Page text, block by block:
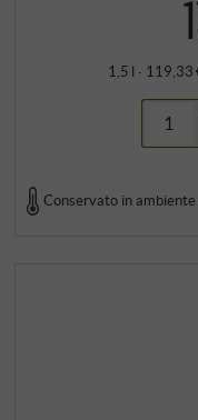
1,5 l · 119,33
Conservato in